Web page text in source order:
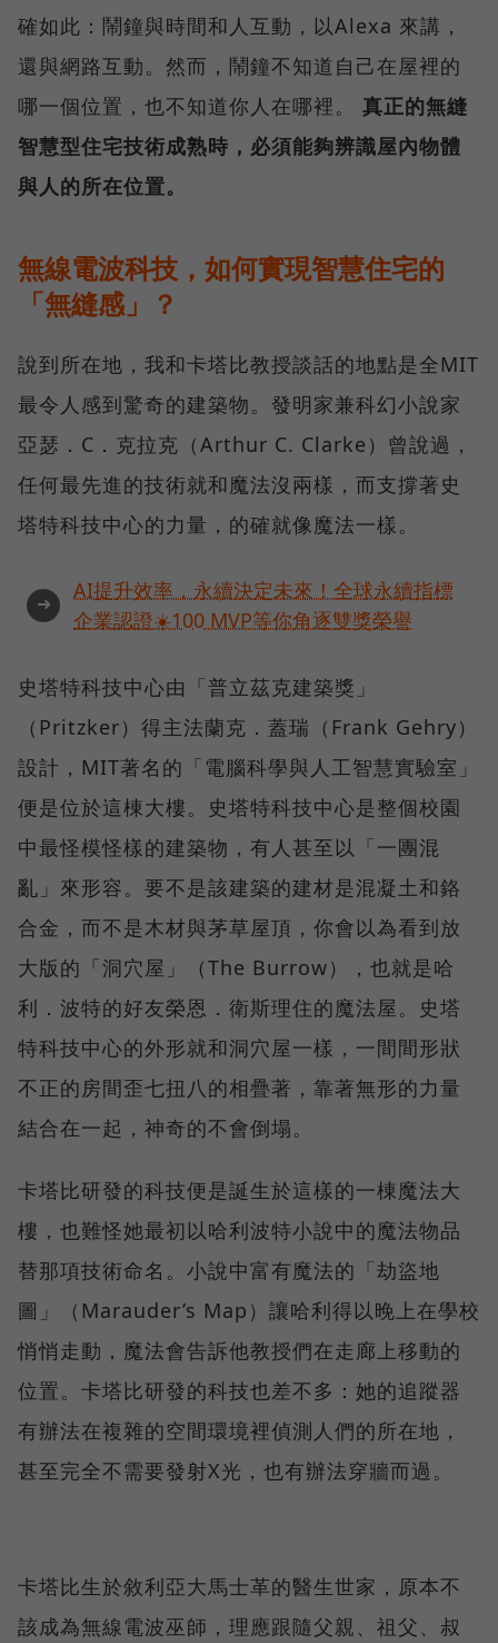
確如此：鬧鐘與時間和人互動，以Alexa 來講，
還與網路互動。然而，鬧鐘不知道自己在屋裡的
哪一個位置，也不知道你人在哪裡。 真正的無縫
智慧型住宅技術成熟時，必須能夠辨識屋內物體
與人的所在位置。
無線電波科技，如何實現智慧住宅的
「無縫感」？
說到所在地，我和卡塔比教授談話的地點是全MIT
最令人感到驚奇的建築物。發明家兼科幻小說家
亞瑟．C．克拉克（Arthur C. Clarke）曾說過，
任何最先進的技術就和魔法沒兩樣，而支撐著史
塔特科技中心的力量，的確就像魔法一樣。
➜
AI提升效率，永續決定未來！全球永續指標
企業認證☀️100 MVP等你角逐雙獎榮譽
史塔特科技中心由「普立茲克建築獎」
（Pritzker）得主法蘭克．蓋瑞（Frank Gehry）
設計，MIT著名的「電腦科學與人工智慧實驗室」
便是位於這棟大樓。史塔特科技中心是整個校園
中最怪模怪樣的建築物，有人甚至以「一團混
亂」來形容。要不是該建築的建材是混凝土和鉻
合金，而不是木材與茅草屋頂，你會以為看到放
大版的「洞穴屋」（The Burrow），也就是哈
利．波特的好友榮恩．衛斯理住的魔法屋。史塔
特科技中心的外形就和洞穴屋一樣，一間間形狀
不正的房間歪七扭八的相疊著，靠著無形的力量
結合在一起，神奇的不會倒塌。
卡塔比研發的科技便是誕生於這樣的一棟魔法大
樓，也難怪她最初以哈利波特小說中的魔法物品
替那項技術命名。小說中富有魔法的「劫盜地
圖」（Marauder’s Map）讓哈利得以晚上在學校
悄悄走動，魔法會告訴他教授們在走廊上移動的
位置。卡塔比研發的科技也差不多：她的追蹤器
有辦法在複雜的空間環境裡偵測人們的所在地，
甚至完全不需要發射X光，也有辦法穿牆而過。
卡塔比生於敘利亞大馬士革的醫生世家，原本不
該成為無線電波巫師，理應跟隨父親、祖父、叔